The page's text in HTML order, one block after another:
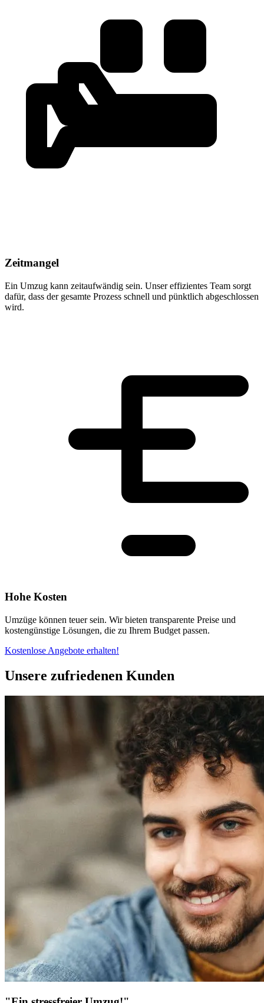
Zeitmangel
Ein Umzug kann zeitaufwändig sein. Unser effizientes Team sorgt
dafür, dass der gesamte Prozess schnell und pünktlich abgeschlossen
wird.
Hohe Kosten
Umzüge können teuer sein. Wir bieten transparente Preise und
kostengünstige Lösungen, die zu Ihrem Budget passen.
Kostenlose Angebote erhalten!
Unsere zufriedenen Kunden